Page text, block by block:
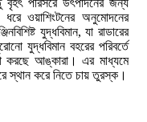
পরিসরে উৎপাদনের জন্য
ওয়াশিংটনের অনুমোদনের
যুদ্ধবিমান, যা রাডারের
যুদ্ধবিমান বহরের পরিবর্তে
করছে আঙ্কারা। এর মাধ্যমে
স্থান করে নিতে চায় তুরস্ক।